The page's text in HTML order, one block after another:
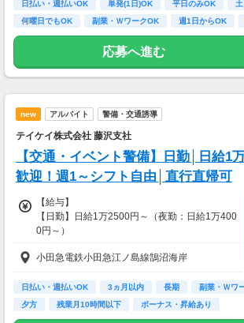
【お仕事の一例】
◆ 美容サプリのお試しモニター
キレイになりながらポイントがもらえる、人気
のモニターです！
・所要時間：10～20分
・謝礼金 ：500PT（1P＝1円）＋商品提供あ
◆ コスメのお試しモニター
スキンケア・ヘアケア商品を実際に使ってレビ
ュー！
美容好きにぴったりの、楽しみながらできるお
仕事です。
・案件数 ：10～20件
・所要時間：10～20分
・謝礼金 ：500PT（1P＝1円）＋商品提供あ
り
日払い・週払いOK 単発(1日)OK 平日のみOK
何曜日でもOK
副業・ＷワークOK 週1日からOK
大学生歓迎
応募へ進む
new アルバイト 警備・交通誘導
テイケイ株式会社 藤沢支社
【交通・イベント警備】日勤│日給1
歓迎！週1～シフト自由│直行直帰可
【給与】
【日勤】日給1万2500円～（夜勤：日給1万400
0円～）
※日給は時間帯・経験・資格の有無によりま
す。
※どの現場でも予定時間を過ぎた場合は別途残
業代をお支払いします。
小田急電鉄小田急江ノ島線鵠沼海岸
日払い・週払いOK 3ヵ月以内 長期 副業・Ｗワ
夕方
残業月10時間以下 ボーナス・昇給あり